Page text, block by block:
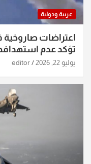
عربية ودولية
اعتراضات صاروخية
تؤكد عدم
يوليو 22, 2026 editor